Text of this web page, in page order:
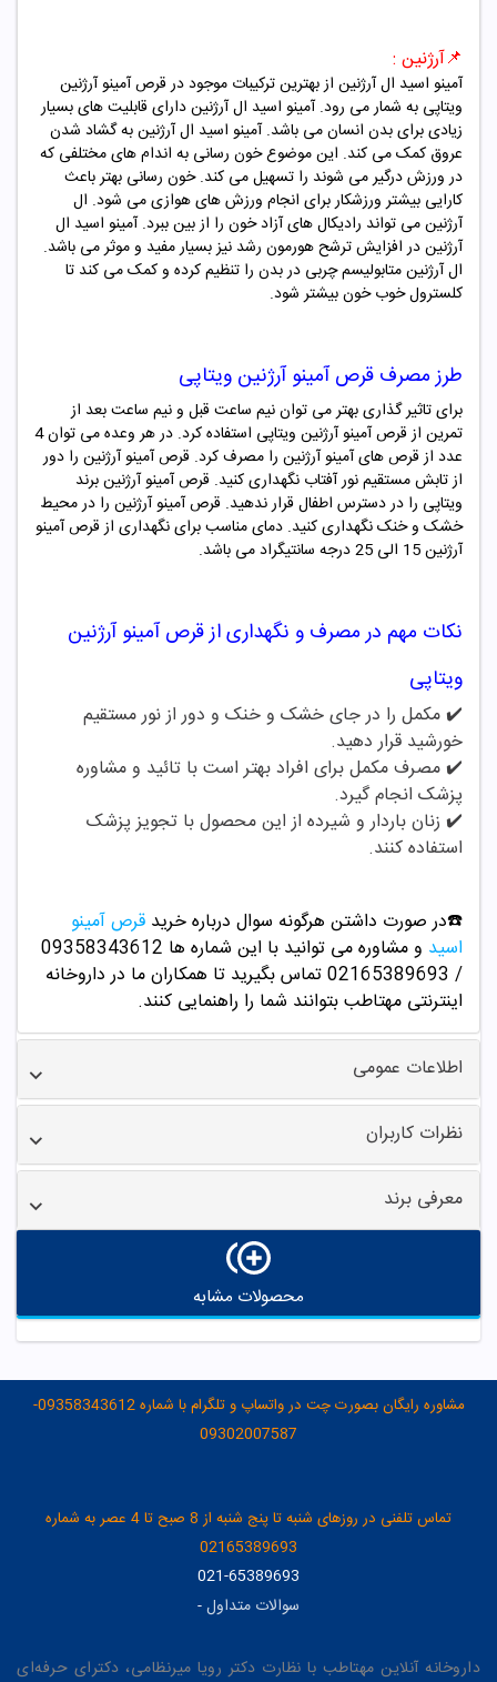
📌آرژنین :
آمینو اسید ال آرژنین از بهترین ترکیبات موجود در قرص آمینو آرژنین
ویتاپی به شمار می رود. آمینو اسید ال آرژنین دارای قابلیت های بسیار
زیادی برای بدن انسان می باشد. آمینو اسید ال آرژنین به گشاد شدن
عروق کمک می کند. این موضوع خون رسانی به اندام های مختلفی که
در ورزش درگیر می شوند را تسهیل می کند. خون رسانی بهتر باعث
کارایی بیشتر ورزشکار برای انجام ورزش های هوازی می شود. ال
آرژنین می تواند رادیکال های آزاد خون را از بین ببرد. آمینو اسید ال
آرژنین در افزایش ترشح هورمون رشد نیز بسیار مفید و موثر می باشد.
ال آرژنین متابولیسم چربی در بدن را تنظیم کرده و کمک می کند تا
کلسترول خوب خون بیشتر شود.
طرز مصرف قرص آمینو آرژنین ویتاپی
برای تاثیر گذاری بهتر می توان نیم ساعت قبل و نیم ساعت بعد از
تمرین از قرص آمینو آرژنین ویتاپی استفاده کرد. در هر وعده می توان 4
عدد از قرص های آمینو آرژنین را مصرف کرد. قرص آمینو آرژنین را دور
از تابش مستقیم نور آفتاب نگهداری کنید. قرص آمینو آرژنین برند
ویتاپی را در دسترس اطفال قرار ندهید. قرص آمینو آرژنین را در محیط
خشک و خنک نگهداری کنید. دمای مناسب برای نگهداری از قرص آمینو
آرژنین 15 الی 25 درجه سانتیگراد می باشد.
نکات مهم در مصرف و نگهداری ازقرص آمینو آرژنین
ویتاپی
✔️ مکمل را در جای خشک و خنک و دور از نور مستقیم
خورشید قرار دهید.
✔️مصرف مکمل برای افراد بهتر است با تائید و مشاوره
پزشک انجام گیرد.
✔️ زنان باردار و شیرده از این محصول با تجویز پزشک
استفاده کنند.
☎️در صورت داشتن هرگونه سوال درباره خرید قرص آمینو
اسید
و مشاوره می توانید با این شماره ها 09358343612
/ 02165389693
تماس بگیرید تا همکاران ما در داروخانه
اینترنتی مهتاطب بتوانند شما را راهنمایی کنند.
اطلاعات عمومی
نظرات کاربران
معرفی برند
محصولات مشابه
مشاوره رایگان بصورت چت در واتساپ و تلگرام با شماره 09358343612-
09302007587
تماس تلفنی در روزهای شنبه تا پنج شنبه از 8 صبح تا 4 عصر به شماره
02165389693
021-65389693
سوالات متداول-
داروخانه آنلاین مهتاطب با نظارت دکتر رویا میرنظامی، دکترای حرفه‌ای